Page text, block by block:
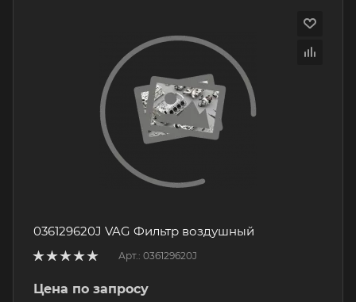
036129620J VAG Фильтр воздушный
Арт.: 036129620J
Цена по запросу